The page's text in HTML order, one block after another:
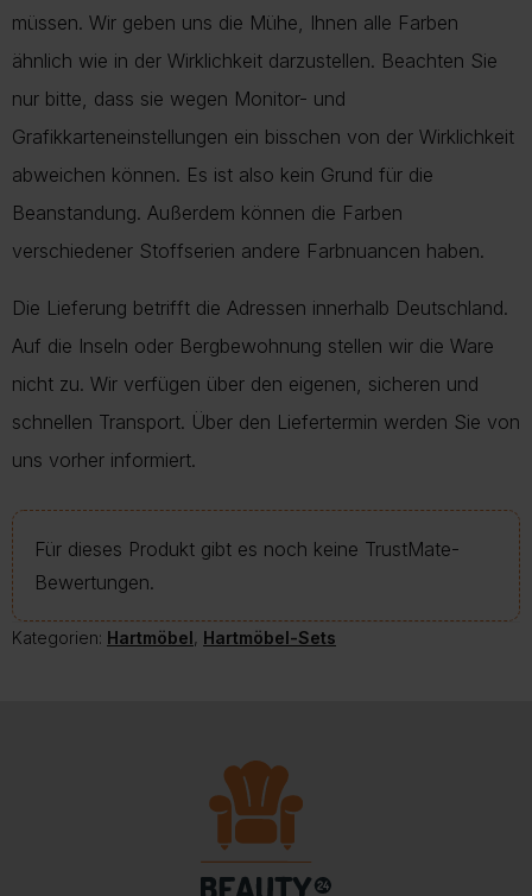
müssen. Wir geben uns die Mühe, Ihnen alle Farben
ähnlich wie in der Wirklichkeit darzustellen. Beachten Sie
nur bitte, dass sie wegen Monitor- und
Grafikkarteneinstellungen ein bisschen von der Wirklichkeit
abweichen können. Es ist also kein Grund für die
Beanstandung. Außerdem können die Farben
verschiedener Stoffserien andere Farbnuancen haben.
Die Lieferung betrifft die Adressen innerhalb Deutschland.
Auf die Inseln oder Bergbewohnung stellen wir die Ware
nicht zu. Wir verfügen über den eigenen, sicheren und
schnellen Transport. Über den Liefertermin werden Sie von
uns vorher informiert.
Für dieses Produkt gibt es noch keine TrustMate-
Bewertungen.
Kategorien: Hartmöbel, Hartmöbel-Sets